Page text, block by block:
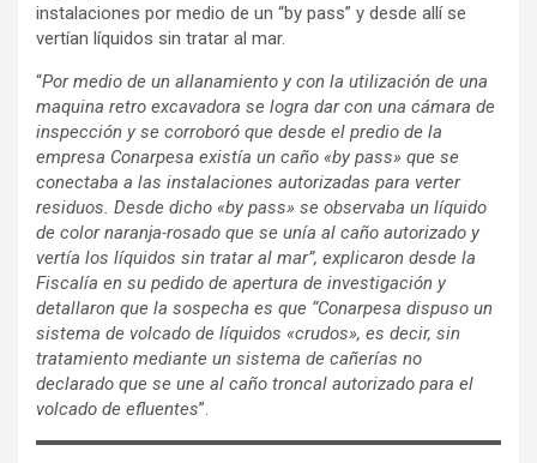
instalaciones por medio de un “by pass” y desde allí se
vertían líquidos sin tratar al mar.
“Por medio de un allanamiento y con la utilización de una
maquina retro excavadora se logra dar con una cámara de
inspección y se corroboró que desde el predio de la
empresa Conarpesa existía un caño «by pass» que se
conectaba a las instalaciones autorizadas para verter
residuos. Desde dicho «by pass» se observaba un líquido
de color naranja-rosado que se unía al caño autorizado y
vertía los líquidos sin tratar al mar”, explicaron desde la
Fiscalía en su pedido de apertura de investigación y
detallaron que la sospecha es que “Conarpesa dispuso un
sistema de volcado de líquidos «crudos», es decir, sin
tratamiento mediante un sistema de cañerías no
declarado que se une al caño troncal autorizado para el
volcado de efluentes”.